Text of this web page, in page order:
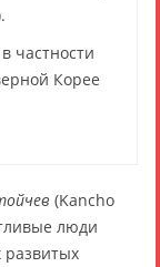
частности
Корее
(Kancho
люди
развитых